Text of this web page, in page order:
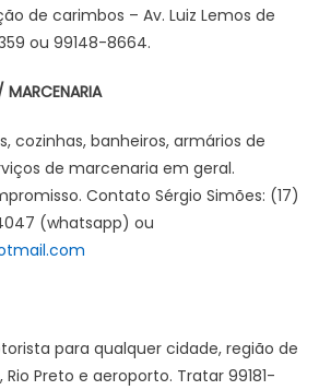
de carimbos – Av. Luiz Lemos de
ou 99148-8664.
MARCENARIA
cozinhas, banheiros, armários de
de marcenaria em geral.
Contato Sérgio Simões: (17)
(whatsapp) ou
para qualquer cidade, região de
Rio Preto e aeroporto. Tratar 99181-